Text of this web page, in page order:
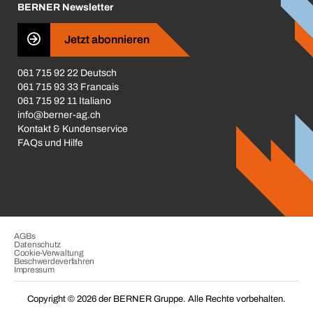
Business Conduct
BERNER Newsletter
Jetzt abonnieren
061 715 92 22 Deutsch
061 715 93 33 Francais
061 715 92 11 Italiano
info@berner-ag.ch
Kontakt & Kundenservice
FAQs und Hilfe
Copyright © 2026 der BERNER Gruppe. Alle Rechte vorbehalten.
AGBs
Datenschutz
Cookie-Verwaltung
Beschwerdeverfahren
Impressum